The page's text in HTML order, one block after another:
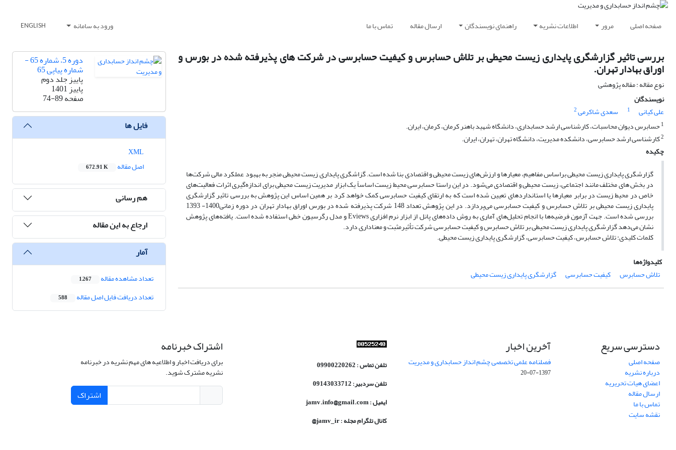
صفحه اصلی مرور اطلاعات نشریه راهنمای نویسندگان ارسال مقاله تماس با ما ورود به سامانه ENGLISH
بررسی تاثیر گزارشگری پایداری زیست محیطی بر تلاش حسابرس و کیفیت حسابرسی در شرکت های پذیرفته شده در بورس و
اوراق بهادار تهران.
نوع مقاله : مقاله پژوهشی
نویسندگان
علی کیانی
1 سعدی شاکرمی2
1 حسابرس دیوان محاسبات، کارشناسی ارشد حسابداری، دانشگاه شهید باهنر کرمان، کرمان، ایران.
2کارشناسی ارشد حسابرسی، دانشکده مدیریت، دانشگاه تهران، تهران، ایران.
چکیده
گزارشگری پایداری زیست محیطی براساس مفاهیم، معیارها و ارزش‌های زیست محیطی و اقتصادی بنا شده است. گزاشگری پایداری زیست محیطی منجر به بهبود عملکرد مالی شرکت‌ها
در بخش های مختلف مانند اجتماعی، زیست محیطی و اقتصادی می‌شود. در این راستا حسابرسی محیط زیست اساساً یک ابزار مدیریت زیست محیطی برای اندازه‌گیری اثرات فعالیت‌های
خاص در محیط زیست در برابر معیارها یا استانداردهای تعیین شده است که به ارتقای کیفیت حسابرسی کمک خواهد کرد بر همین اساس این پژوهش به بررسی تاثیر گزارشگری
پایداری زیست محیطی بر تلاش حسابرس و کیفیت حسابرسی می‌پردازد. در این پژوهش تعداد 148 شرکت پذیرفته شده در بورس اوراق بهادار تهران در دوره زمانی1400- 1393
بررسی شده است. جهت آزمون فرضیه‌ها با انجام تحلیل‌های آماری به روش داده‌های پانل از ابزار نرم افزاری Eviews و مدل رگرسیون خطی استفاده شده است. یافته‌های پژوهش
نشان می‌دهد گزارشگری پایداری زیست محیطی بر تلاش حسابرس و کیفیت حسابرسی شرکت تأثیرمثبت و معناداری دارد.
کلمات کلیدی: تلاش حسابرس، کیفیت حسابرسی، گزارشگری پایداری زیست محیطی.
کلیدواژه‌ها
تلاش حسابرس
کیفیت حسابرسی گزارشگری پایداری زیست محیطی
دوره 5، شماره 65 -
شماره پیاپی 65
پاییز جلد دوم
پاییز 1401
صفحه74-89
فایل ها
اصل مقاله
672.91 K
هم رسانی
ارجاع به این مقاله
آمار
تعداد مشاهده مقاله 1,267
تعداد دریافت فایل اصل مقاله 588
دسترسی سریع
صفحه اصلی
درباره نشریه
اعضای هیات تحریریه
ارسال مقاله
تماس با ما
نقشه سایت
آخرین اخبار
فصلنامه علمی تخصصی چشم انداز حسابداری و مدیریت
1397-07-20
تلفن تماس : 09900220262
تلفن سردبیر: 09143033712
ایمیل : jamv.info@gmail.com
کانال تلگرام مجله : jamv_ir@
اشتراک خبرنامه
برای دریافت اخبار و اطلاعیه های مهم نشریه در خبرنامه
نشریه مشترک شوید.
اشتراک